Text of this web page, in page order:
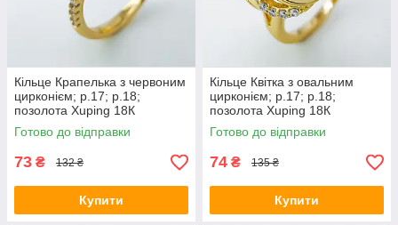
Кільце Крапелька з червоним
цирконієм; p.17; р.18;
позолота Xuping 18К
Готово до відправки
73 ₴ 132 ₴
Купити
Кільце Квітка з овальним
цирконієм; p.17; р.18;
позолота Xuping 18К
Готово до відправки
74 ₴ 135 ₴
Купити